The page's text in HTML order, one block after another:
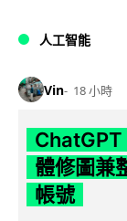
人工智能
Vin 18 小時
ChatGPT
體修圖兼
帳號